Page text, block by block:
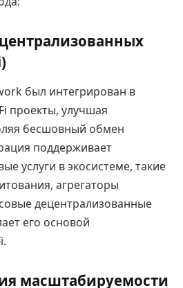
был интегрирован в
проекты, улучшая
бесшовный обмен
поддерживает
услуги в экосистеме, такие
агрегаторы
децентрализованные
его основой
масштабируемости